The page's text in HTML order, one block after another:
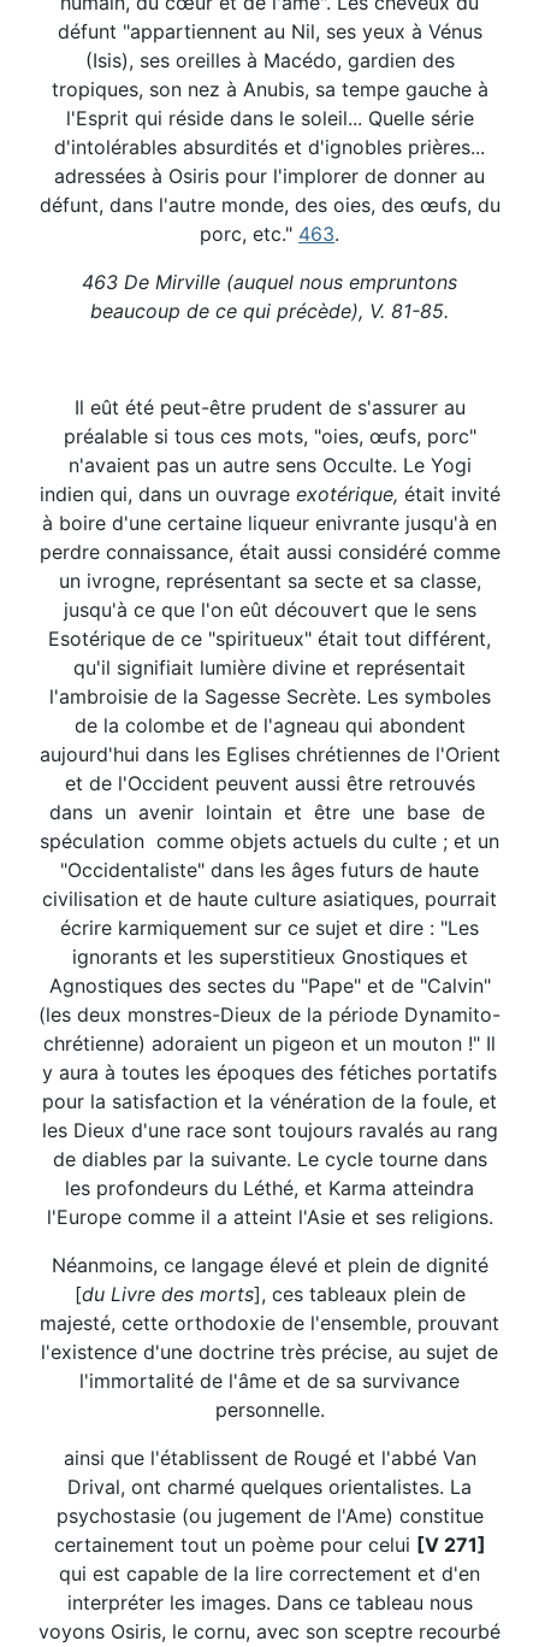
défunt "appartiennent au Nil, ses yeux à Vénus
(Isis), ses oreilles à Macédo, gardien des
tropiques, son nez à Anubis, sa tempe gauche à
l'Esprit qui réside dans le soleil... Quelle série
d'intolérables absurdités et d'ignobles prières...
adressées à Osiris pour l'implorer de donner au
défunt, dans l'autre monde, des oies, des œufs, du
porc, etc." 463.
463 De Mirville (auquel nous empruntons
beaucoup de ce qui précède), V. 81-85.
Il eût été peut-être prudent de s'assurer au
préalable si tous ces mots, "oies, œufs, porc"
n'avaient pas un autre sens Occulte. Le Yogi
indien qui, dans un ouvrage exotérique, était invité
à boire d'une certaine liqueur enivrante jusqu'à en
perdre connaissance, était aussi considéré comme
un ivrogne, représentant sa secte et sa classe,
jusqu'à ce que l'on eût découvert que le sens
Esotérique de ce "spiritueux" était tout différent,
qu'il signifiait lumière divine et représentait
l'ambroisie de la Sagesse Secrète. Les symboles
de la colombe et de l'agneau qui abondent
aujourd'hui dans les Eglises chrétiennes de l'Orient
et de l'Occident peuvent aussi être retrouvés
dans un avenir lointain et être une base de
spéculation comme objets actuels du culte ; et un
"Occidentaliste" dans les âges futurs de haute
civilisation et de haute culture asiatiques, pourrait
écrire karmiquement sur ce sujet et dire : "Les
ignorants et les superstitieux Gnostiques et
Agnostiques des sectes du "Pape" et de "Calvin"
(les deux monstres-Dieux de la période Dynamito-
chrétienne) adoraient un pigeon et un mouton !" Il
y aura à toutes les époques des fétiches portatifs
pour la satisfaction et la vénération de la foule, et
les Dieux d'une race sont toujours ravalés au rang
de diables par la suivante. Le cycle tourne dans
les profondeurs du Léthé, et Karma atteindra
l'Europe comme il a atteint l'Asie et ses religions.
Néanmoins, ce langage élevé et plein de dignité
[du Livre des morts], ces tableaux plein de
majesté, cette orthodoxie de l'ensemble, prouvant
l'existence d'une doctrine très précise, au sujet de
l'immortalité de l'âme et de sa survivance
personnelle.
ainsi que l'établissent de Rougé et l'abbé Van
Drival, ont charmé quelques orientalistes. La
psychostasie (ou jugement de l'Ame) constitue
certainement tout un poème pour celui [V 271]
qui est capable de la lire correctement et d'en
interpréter les images. Dans ce tableau nous
voyons Osiris, le cornu, avec son sceptre recourbé